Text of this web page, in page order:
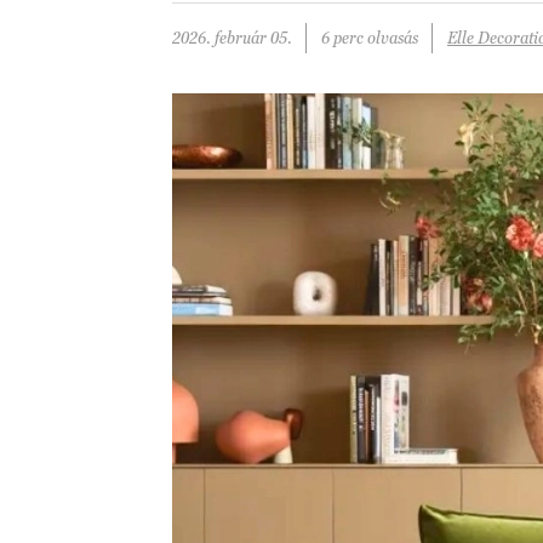
2026. február 05. 6 perc olvasás Elle